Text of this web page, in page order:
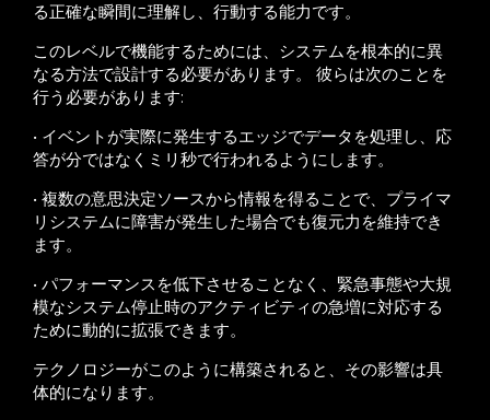
る正確な瞬間に理解し、行動する能力です。
このレベルで機能するためには、システムを根本的に異
なる方法で設計する必要があります。 彼らは次のことを
行う必要があります:
• イベントが実際に発生するエッジでデータを処理し、応
答が分ではなくミリ秒で行われるようにします。
• 複数の意思決定ソースから情報を得ることで、プライマ
リシステムに障害が発生した場合でも復元力を維持でき
ます。
• パフォーマンスを低下させることなく、緊急事態や大規
模なシステム停止時のアクティビティの急増に対応する
ために動的に拡張できます。
テクノロジーがこのように構築されると、その影響は具
体的になります。